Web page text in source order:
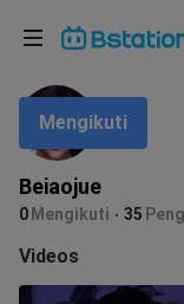
Beiaojue
0 Mengikuti 35
Mengikuti
Videos
Bahasa: Bahasa
Pilih bahasa
English
ภาษาไทย
Tiếng Việt